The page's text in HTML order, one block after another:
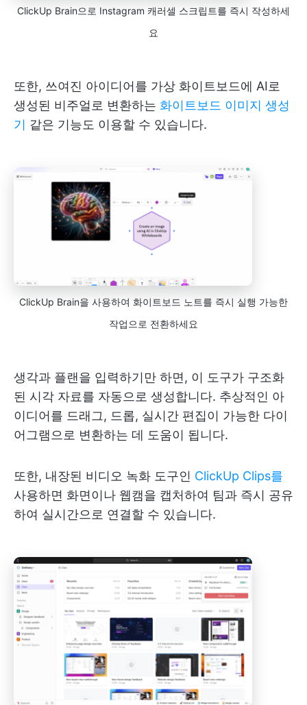
ClickUp Brain으로 Instagram 캐러셀 스크립트를 즉시 작성하세
요
또한, 쓰여진 아이디어를 가상 화이트보드에 AI로
생성된 비주얼로 변환하는 화이트보드 이미지 생성
기 같은 기능도 이용할 수 있습니다.
ClickUp Brain을 사용하여 화이트보드 노트를 즉시 실행 가능한
작업으로 전환하세요
생각과 플랜을 입력하기만 하면, 이 도구가 구조화
된 시각 자료를 자동으로 생성합니다. 추상적인 아
이디어를 드래그, 드롭, 실시간 편집이 가능한 다이
어그램으로 변환하는 데 도움이 됩니다.
또한, 내장된 비디오 녹화 도구인 ClickUp Clips를
사용하면 화면이나 웹캠을 캡처하여 팀과 즉시 공유
하여 실시간으로 연결할 수 있습니다.